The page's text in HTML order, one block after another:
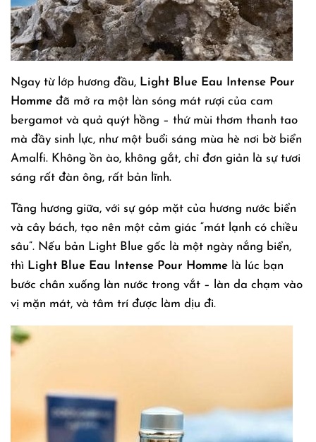
Ngay từ lớp hương đầu, Light Blue Eau Intense Pour
Homme đã mở ra một làn sóng mát rượi của cam
bergamot và quả quýt hồng – thứ mùi thơm thanh tao
mà đầy sinh lực, như một buổi sáng mùa hè nơi bờ biển
Amalfi. Không ồn ào, không gắt, chỉ đơn giản là sự tươi
sáng rất đàn ông, rất bản lĩnh.
Tầng hương giữa, với sự góp mặt của hương nước biển
và cây bách, tạo nên một cảm giác “mát lạnh có chiều
sâu”. Nếu bản Light Blue gốc là một ngày nắng biển,
thì Light Blue Eau Intense Pour Homme là lúc bạn
bước chân xuống làn nước trong vắt – làn da chạm vào
vị mặn mát, và tâm trí được làm dịu đi.